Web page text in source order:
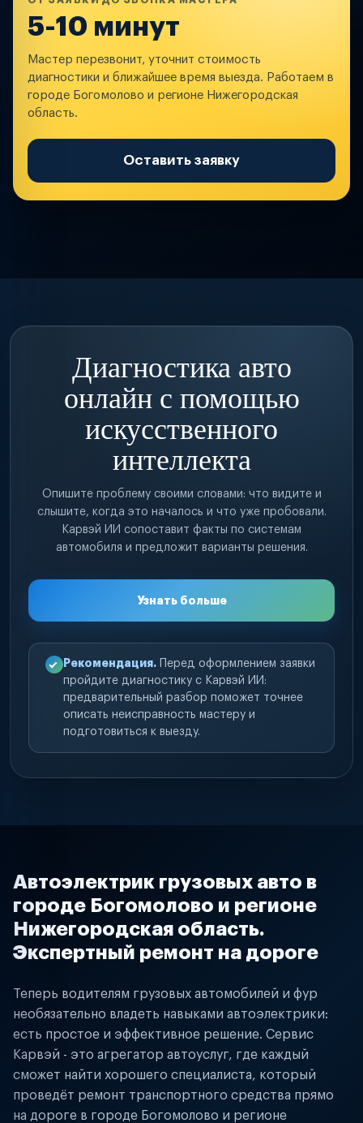
5-10 минут
Мастер перезвонит, уточнит стоимость
диагностики и ближайшее время выезда. Работаем в
городе Богомолово и регионе Нижегородская
область.
Оставить заявку
Диагностика авто
онлайн с помощью
искусственного
интеллекта
Опишите проблему своими словами: что видите и
слышите, когда это началось и что уже пробовали.
Карвэй ИИ сопоставит факты по системам
автомобиля и предложит варианты решения.
Узнать больше
Рекомендация. Перед оформлением заявки
пройдите диагностику с Карвэй ИИ:
предварительный разбор поможет точнее
описать неисправность мастеру и
подготовиться к выезду.
Автоэлектрик грузовых авто в
городе Богомолово и регионе
Нижегородская область.
Экспертный ремонт на дороге
Теперь водителям грузовых автомобилей и фур
необязательно владеть навыками автоэлектрики:
есть простое и эффективное решение. Сервис
Карвэй - это агрегатор автоуслуг, где каждый
сможет найти хорошего специалиста, который
проведёт ремонт транспортного средства прямо
на дороге в городе Богомолово и регионе